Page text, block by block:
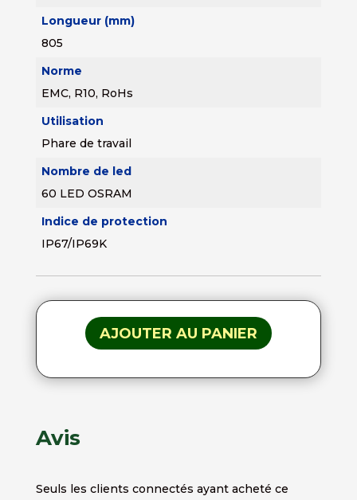
Longueur (mm)
805
Norme
EMC, R10, RoHs
Utilisation
Phare de travail
Nombre de led
60 LED OSRAM
Indice de protection
IP67/IP69K
AJOUTER AU PANIER
Avis
Seuls les clients connectés ayant acheté ce